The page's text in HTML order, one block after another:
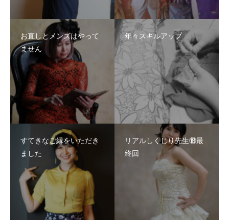
お直しとメンズはやって
ません
年々スキルアップ
すてきなご縁をいただき
ました
リアルしくじり先生⑱最
終回